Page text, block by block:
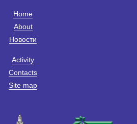
Home
About
Новости
Activity
Contacts
Site map